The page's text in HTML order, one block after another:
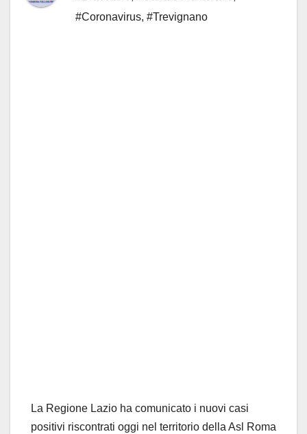
#Coronavirus, #Trevignano
La Regione Lazio ha comunicato i nuovi casi
positivi riscontrati oggi nel territorio della Asl Roma